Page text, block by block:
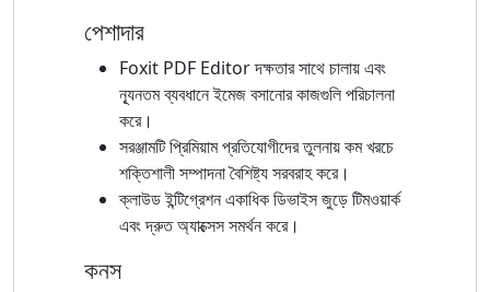
পেশাদার
Foxit PDF Editor দক্ষতার সাথে চালায় এবং
ন্যূনতম ব্যবধানে ইমেজ বসানোর কাজগুলি পরিচালনা
করে।
সরঞ্জামটি প্রিমিয়াম প্রতিযোগীদের তুলনায় কম খরচে
শক্তিশালী সম্পাদনা বৈশিষ্ট্য সরবরাহ করে।
ক্লাউড ইন্টিগ্রেশন একাধিক ডিভাইস জুড়ে টিমওয়ার্ক
এবং দ্রুত অ্যাক্সেস সমর্থন করে।
কনস